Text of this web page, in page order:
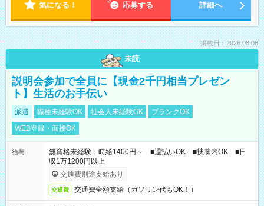
気になる！ 応募する 詳細へ
掲載日：2026.08.08
未読
説明会参加で全員に【現金2千円相当プレゼン
ト】生活のお手伝い
派遣 職種未経験OK 社会人未経験OK
ブランクOK
WEB登録・面接OK
給与
無資格未経験：時給1400円～ ■週払いOK ■扶養内OK ■日
収1万1200円以上
交通費別途支給あり
交通費 交通費全額支給（ガソリン代もOK！）